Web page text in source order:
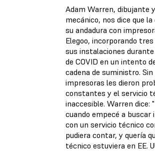
Adam Warren, dibujante
mecánico, nos dice que
su andadura con
Elegoo, incorporando
sus instalaciones
de COVID en un intento
cadena de suministro.
impresoras les dieron
constantes y el servicio
inaccesible. Warren dice:
cuando empecé a buscar
con un servicio técnico
pudiera contar, y quería
técnico estuviera en EE.